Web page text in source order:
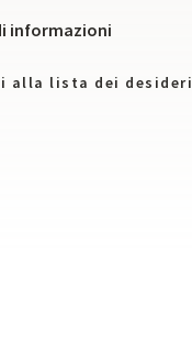
informazioni
alla lista dei desideri